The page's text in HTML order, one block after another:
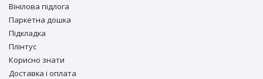
Вiнiлова підлога
Паркетна дошка
Підкладка
Плінтус
Корисно знати
Доставка і оплата